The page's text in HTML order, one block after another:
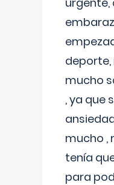
mucho
, ya que
mucho ,
tenía
para